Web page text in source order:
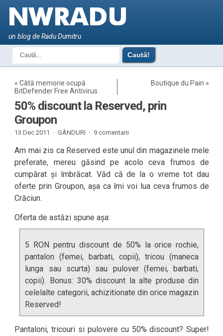
un blog de Radu Dumitru
«Câtă memorie ocupă
BitDefender Free Antivirus
Boutique du Pain »
50% discount la Reserved, prin
Groupon
13 Dec 2011 · GÂNDURI · 9 comentarii
Am mai zis ca Reserved este unul din magazinele mele
preferate, mereu găsind pe acolo ceva frumos de
cumpărat și îmbrăcat. Văd că de la o vreme tot dau
oferte prin Groupon, așa ca îmi voi lua ceva frumos de
Crăciun.
Oferta de astăzi spune așa:
5 RON pentru discount de 50% la orice rochie,
pantalon (femei, barbati, copii), tricou (maneca
lunga sau scurta) sau pulover (femei, barbati,
copii). Bonus: 30% discount la alte produse din
celelalte categorii, achizitionate din orice magazin
Reserved!
Pantaloni, tricouri si pulovere cu 50% discount? Super!